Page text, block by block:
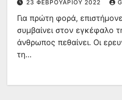
23 ΦΕΒΡΟΥΑΡΊΟΥ 2022
Για πρώτη φορά,
συμβαίνει στον εγκέφαλο
άνθρωπος πεθαίνει. Οι
τη…